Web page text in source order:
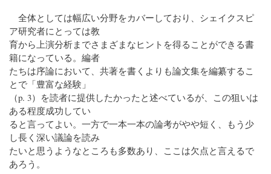
全体としては幅広い分野をカバーしており、シェイクスピ
ア研究者にとっては教
育から上演分析までさまざまなヒントを得ることができる書
籍になっている。編者
たちは序論において、共著を書くよりも論文集を編纂するこ
とで「豊富な経験」
（p. 3）を読者に提供したかったと述べているが、この狙いは
ある程度成功してい
ると言ってよい。一方で一本一本の論考がやや短く、もう少
し長く深い議論を読み
たいと思うようなところも多数あり、ここは欠点と言えるで
あろう。